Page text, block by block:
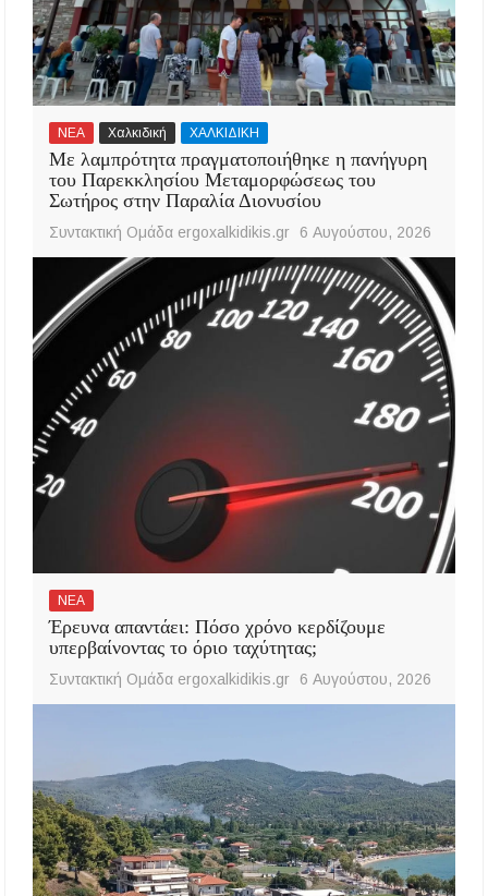
ΝΕΑ Χαλκιδική ΧΑΛΚΙΔΙΚΗ
Με λαμπρότητα πραγματοποιήθηκε η πανήγυρη
του Παρεκκλησίου Μεταμορφώσεως του
Σωτήρος στην Παραλία Διονυσίου
Συντακτική Ομάδα ergoxalkidikis.gr 6 Αυγούστου, 2026
ΝΕΑ
Έρευνα απαντάει: Πόσο χρόνο κερδίζουμε
υπερβαίνοντας το όριο ταχύτητας;
Συντακτική Ομάδα ergoxalkidikis.gr 6 Αυγούστου, 2026